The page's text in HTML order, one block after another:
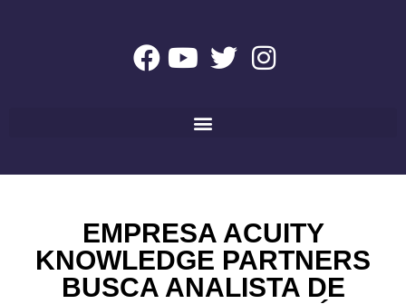
EMPRESA ACUITY
KNOWLEDGE PARTNERS
BUSCA ANALISTA DE